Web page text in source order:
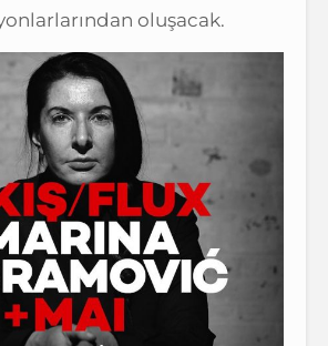
oluşacak.